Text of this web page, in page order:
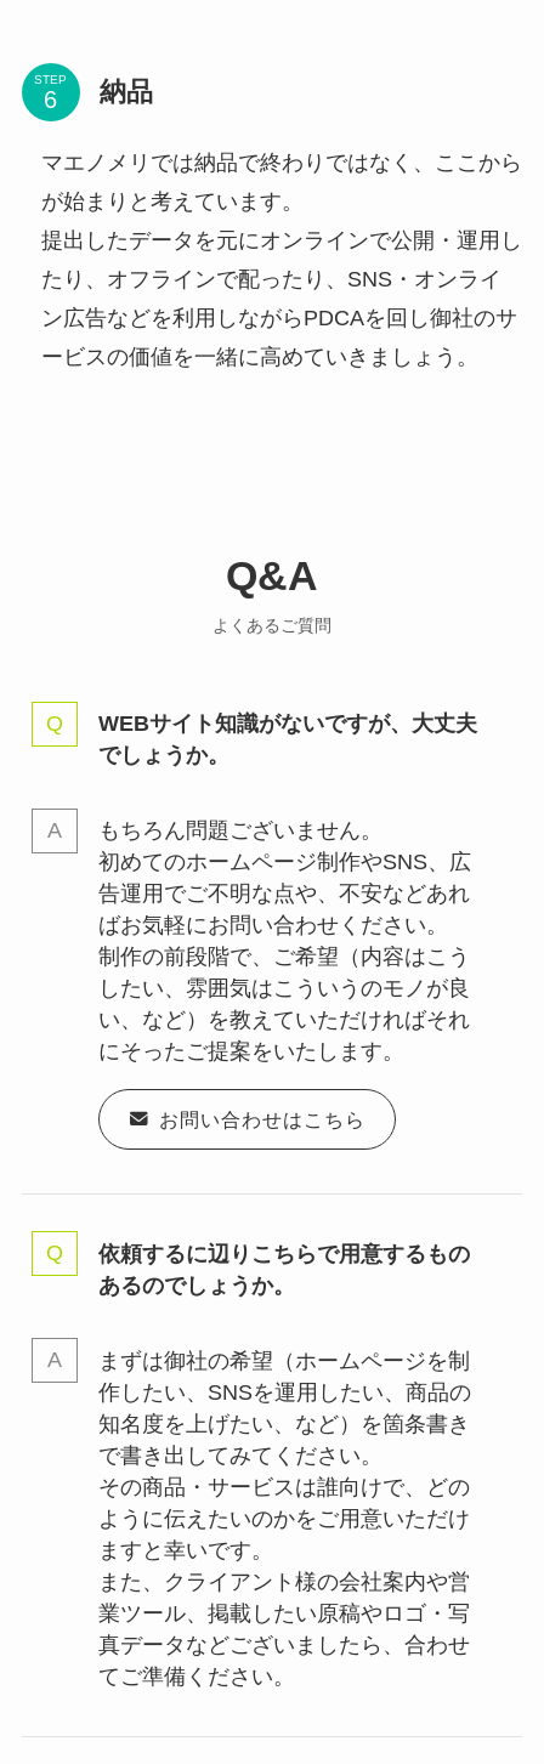
STEP 納品
マエノメリでは納品で終わりではなく、ここから
が始まりと考えています。
提出したデータを元にオンラインで公開・運用し
たり、オフラインで配ったり、SNS・オンライ
ン広告などを利用しながらPDCAを回し御社のサ
ービスの価値を一緒に高めていきましょう。
Q&A
よくあるご質問
WEBサイト知識がないですが、大丈夫
でしょうか。
もちろん問題ございません。
初めてのホームページ制作やSNS、広
告運用でご不明な点や、不安などあれ
ばお気軽にお問い合わせください。
制作の前段階で、ご希望（内容はこう
したい、雰囲気はこういうのモノが良
い、など）を教えていただければそれ
にそったご提案をいたします。
お問い合わせはこちら
依頼するに辺りこちらで用意するもの
あるのでしょうか。
まずは御社の希望（ホームページを制
作したい、SNSを運用したい、商品の
知名度を上げたい、など）を箇条書き
で書き出してみてください。
その商品・サービスは誰向けで、どの
ように伝えたいのかをご用意いただけ
ますと幸いです。
また、クライアント様の会社案内や営
業ツール、掲載したい原稿やロゴ・写
真データなどございましたら、合わせ
てご準備ください。